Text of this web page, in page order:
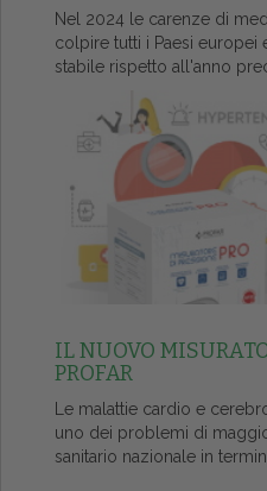
Nel 2024 le carenze di
colpire tutti i Paesi europei
stabile rispetto all'anno
IL NUOVO
PROFAR
Le malattie cardio e
uno dei problemi di
sanitario nazionale in termini